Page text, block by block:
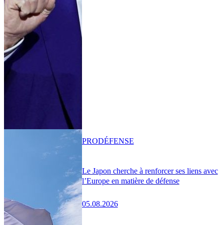
Le Japon cherche à renforcer ses liens avec
l’Europe en matière de défense
05.08.2026
PRODÉFENSE